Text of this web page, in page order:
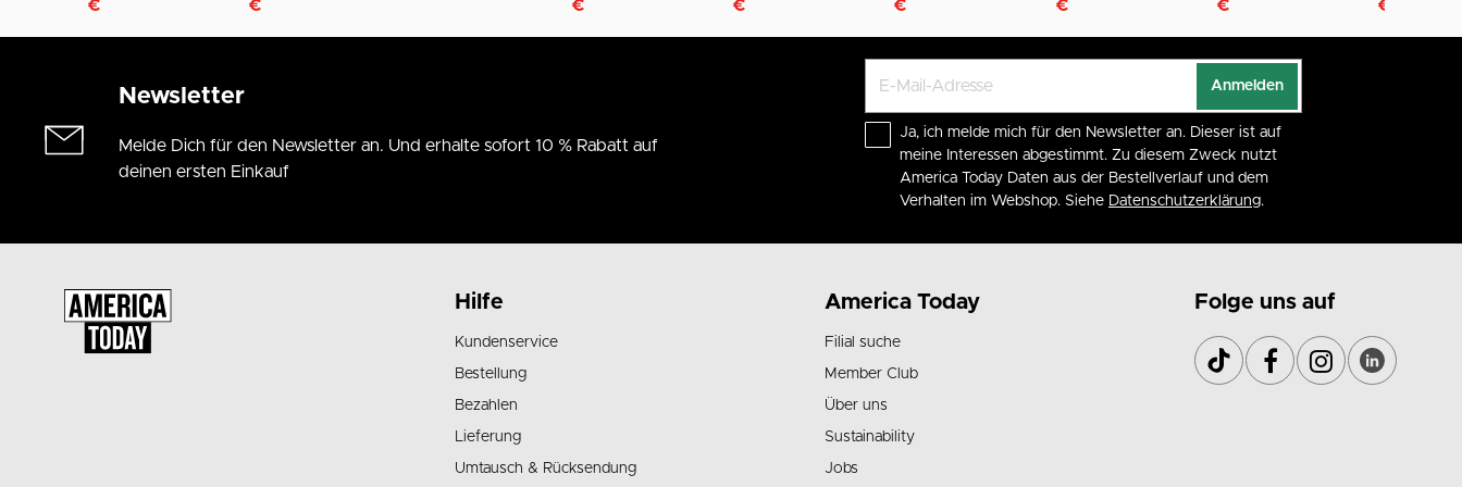
€
€
€
€
€
€
€
€
Newsletter
Melde Dich für den Newsletter an. Und erhalte sofort 10 % Rabatt auf
deinen ersten Einkauf
Anmelden
Ja, ich melde mich für den Newsletter an. Dieser ist auf
meine Interessen abgestimmt. Zu diesem Zweck nutzt
America Today Daten aus der Bestellverlauf und dem
Verhalten im Webshop. Siehe Datenschutzerklärung.
Hilfe
Kundenservice
Bestellung
Bezahlen
Lieferung
Umtausch & Rücksendung
America Today
Filial suche
Member Club
Über uns
Sustainability
Jobs
Folge uns auf